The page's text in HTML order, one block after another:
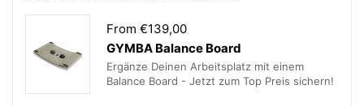
Stehfläche: PU-Weichintegralschaum
Bezug: 100 % Polyester (Überzug: Lily)
Warum die Aeris Muvmat Lily?
From €139,00
GYMBA Balance Board
Ergänze Deinen Arbeitsplatz mit einem
Balance Board - Jetzt zum Top Preis sichern!